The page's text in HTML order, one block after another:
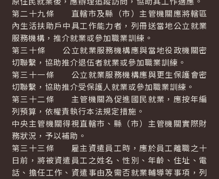
第二十九條 直轄市及縣（市）主管機關應將轄區
內生活扶助戶中具工作能力者，列冊送當地公立就業
服務機構，推介就業或參加職業訓練。
第三十條 公立就業服務機構應與當地役政機關密
切聯繫，協助推介退伍者就業或參加職業訓練。
第三十一條 公立就業服務機構應與更生保護會密
切聯繫，協助推介受保護人就業或參加職業訓練。
第三十二條 主管機關為促進國民就業，應按年編
列預算，依權責執行本法規定措施。
中央主管機關得視直轄市、縣（市）主管機關實際財
務狀況，予以補助。
第三十三條 雇主資遣員工時，應於員工離職之十
日前，將被資遣員工之姓名、性別、年齡、住址、電
話、擔任工作、資遣事由及需否就業輔導等事項，列